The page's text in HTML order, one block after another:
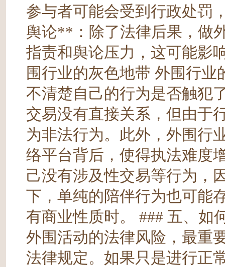
参与者可能会受到行政处罚
舆论**：除了法律后果，做
指责和舆论压力，这可能影
围行业的灰色地带 外围行
不清楚自己的行为是否触犯
交易没有直接关系，但由于
为非法行为。此外，外围行
络平台背后，使得执法难度
己没有涉及性交易等行为，
下，单纯的陪伴行为也可能
有商业性质时。 ### 五、如
外围活动的法律风险，最重
法律规定。如果只是进行正